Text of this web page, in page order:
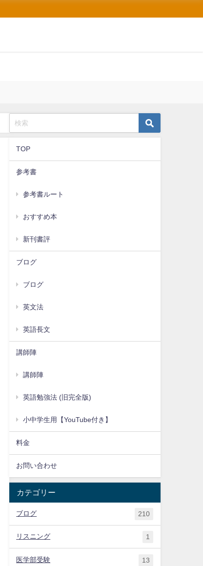
TOP
参考書
参考書ルート
おすすめ本
新刊書評
ブログ
ブログ
英文法
英語長文
講師陣
講師陣
英語勉強法 (旧完全版)
小中学生用【YouTube付き】
料金
お問い合わせ
カテゴリー
ブログ 210
リスニング 1
医学部受験 13